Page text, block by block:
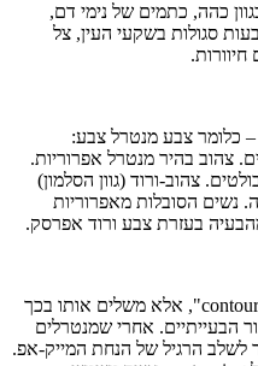
כהה, כתמים של נימי דם,
סגולות בשקעי העין, צל
חיוורות.
כלומר צבע מנטרל צבע:
צהוב בהיר מנטרל אפרוריות.
צהוב-ורוד (גוון הסלמון)
נשים הסובלות מאפרוריות
בעזרת צבע ורוד אפרסק.
ה"קולור קורקטינג" אינו תחליף ל-"contouring", אלא משלים אותו בכך
הבעייתיים. אחרי שמנטרלים
לשלב הרגיל של הנחת המייק-אפ.